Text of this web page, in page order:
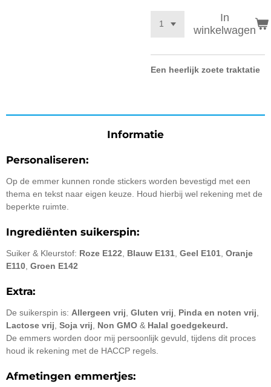
In
winkelwagen
Een heerlijk zoete traktatie
Informatie
Personaliseren:
Op de emmer kunnen ronde stickers worden bevestigd met een
thema en tekst naar eigen keuze. Houd hierbij wel rekening met de
beperkte ruimte.
Ingrediënten suikerspin:
Suiker & Kleurstof: Roze E122 Blauw E131 Geel E101 Oranje
E110 Groen E142
Extra:
De suikerspin is: Allergeen vrij Gluten vrij Pinda en noten vrij
Lactose vrij Soja vrij Non GMO & Halal goedgekeurd.
De emmers worden door mij persoonlijk gevuld, tijdens dit proces
houd ik rekening met de HACCP regels.
Afmetingen emmertjes: